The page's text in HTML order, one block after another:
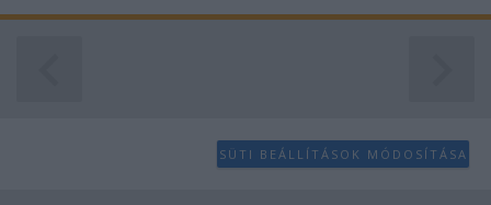
SÜTI BEÁLLÍTÁSOK MÓDOSÍTÁSA